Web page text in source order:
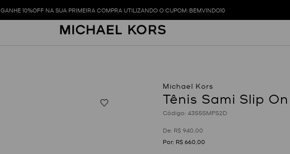
GANHE 10%OFF NA SUA PRIMEIRA COMPRA UTILIZANDO O CUPOM: BEMVINDO10
Tênis Sami Slip On
: 43S5SMFS2D
R$ 940 00
R$ 660 00